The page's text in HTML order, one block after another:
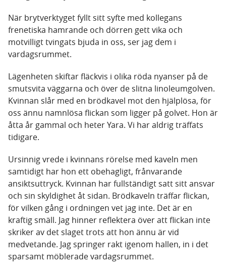
När brytverktyget fyllt sitt syfte med kollegans
frenetiska hamrande och dörren gett vika och
motvilligt tvingats bjuda in oss, ser jag dem i
vardagsrummet.
Lägenheten skiftar fläckvis i olika röda nyanser på de
smutsvita väggarna och över de slitna linoleumgolven.
Kvinnan slår med en brödkavel mot den hjälplösa, för
oss ännu namnlösa flickan som ligger på golvet. Hon är
åtta år gammal och heter Yara. Vi har aldrig träffats
tidigare.
Ursinnig vrede i kvinnans rörelse med kaveln men
samtidigt har hon ett obehagligt, frånvarande
ansiktsuttryck. Kvinnan har fullständigt satt sitt ansvar
och sin skyldighet åt sidan. Brödkaveln träffar flickan,
för vilken gång i ordningen vet jag inte. Det är en
kraftig smäll. Jag hinner reflektera över att flickan inte
skriker av det slaget trots att hon ännu är vid
medvetande. Jag springer rakt igenom hallen, in i det
sparsamt möblerade vardagsrummet.